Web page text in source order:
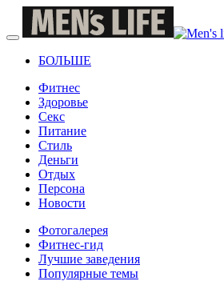
БОЛЬШЕ
Фитнес
Здоровье
Секс
Питание
Стиль
Деньги
Отдых
Персона
Новости
Фотогалерея
Фитнес-гид
Лучшие заведения
Популярные темы